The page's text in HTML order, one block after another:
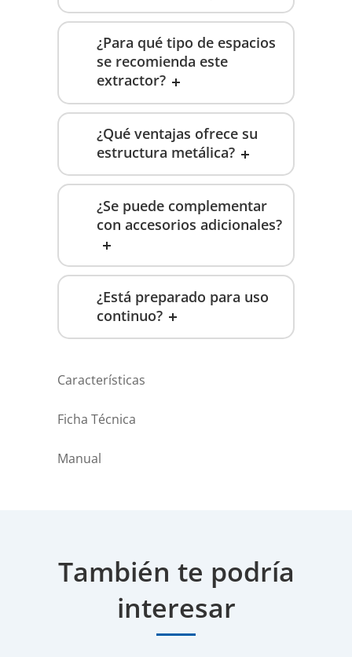
¿Para qué tipo de espacios
se recomienda este
extractor?
¿Qué ventajas ofrece su
estructura metálica?
¿Se puede complementar
con accesorios adicionales?
¿Está preparado para uso
continuo?
Características
Ficha Técnica
Manual
También te podría
interesar